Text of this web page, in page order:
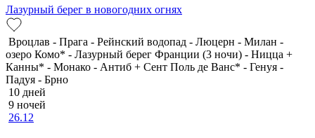
Лазурный берег в новогодних огнях
Вроцлав - Прага - Рейнский водопад - Люцерн - Милан -
озеро Комо* - Лазурный берег Франции (3 ночи) - Ницца +
Канны* - Монако - Антиб + Сент Поль де Ванс* - Генуя -
Падуя - Брно
10 дней
9 ночей
26.12